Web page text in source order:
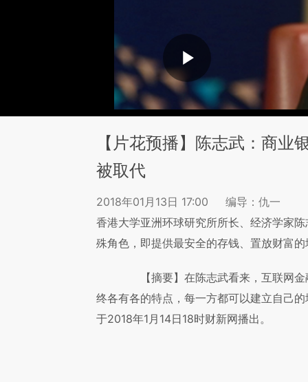
【片花预播】陈志武：商业
被取代
2018年01月13日 17:00
编导：仇一
香港大学亚洲环球研究所所长、经济学家
殊角色，即提供最安全的存钱、置放财富
【摘要】在陈志武看来，互联网金
终各有各的特点，每一方都可以建立自己
于2018年1月14日18时财新网播出。